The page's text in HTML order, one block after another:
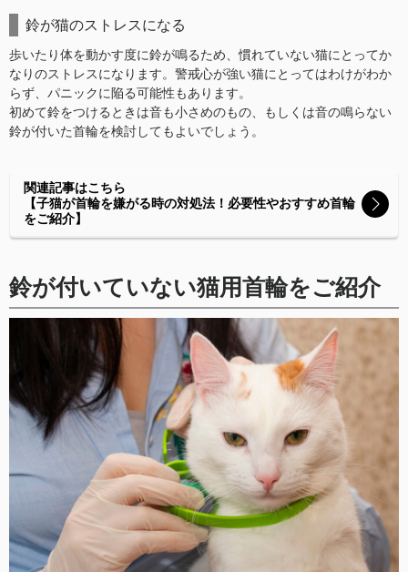
鈴が猫のストレスになる
歩いたり体を動かす度に鈴が鳴るため、慣れていない猫にとってか
なりのストレスになります。警戒心が強い猫にとってはわけがわか
らず、パニックに陥る可能性もあります。
初めて鈴をつけるときは音も小さめのもの、もしくは音の鳴らない
鈴が付いた首輪を検討してもよいでしょう。
関連記事はこちら
【子猫が首輪を嫌がる時の対処法！必要性やおすすめ首輪
をご紹介】
鈴が付いていない猫用首輪をご紹介